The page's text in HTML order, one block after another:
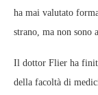
ha mai valutato
strano, ma non sono
Il dottor Flier ha
della facoltà di